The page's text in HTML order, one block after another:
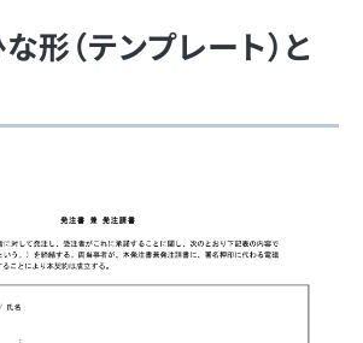
形（テンプレート）と